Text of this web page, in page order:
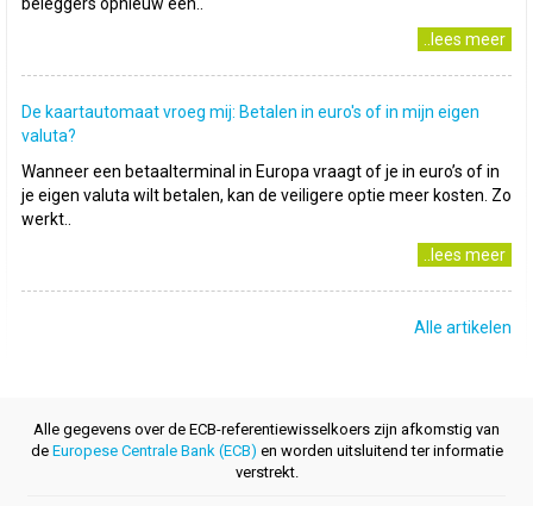
..lees meer
De kaartautomaat vroeg mij: Betalen in euro's of in mijn eigen
valuta?
Wanneer een betaalterminal in Europa vraagt of je in euro’s of in
je eigen valuta wilt betalen, kan de veiligere optie meer kosten. Zo
werkt..
..lees meer
Alle artikelen
Alle gegevens over de ECB-referentiewisselkoers zijn afkomstig van
de Europese Centrale Bank (ECB) en worden uitsluitend ter informatie
verstrekt.